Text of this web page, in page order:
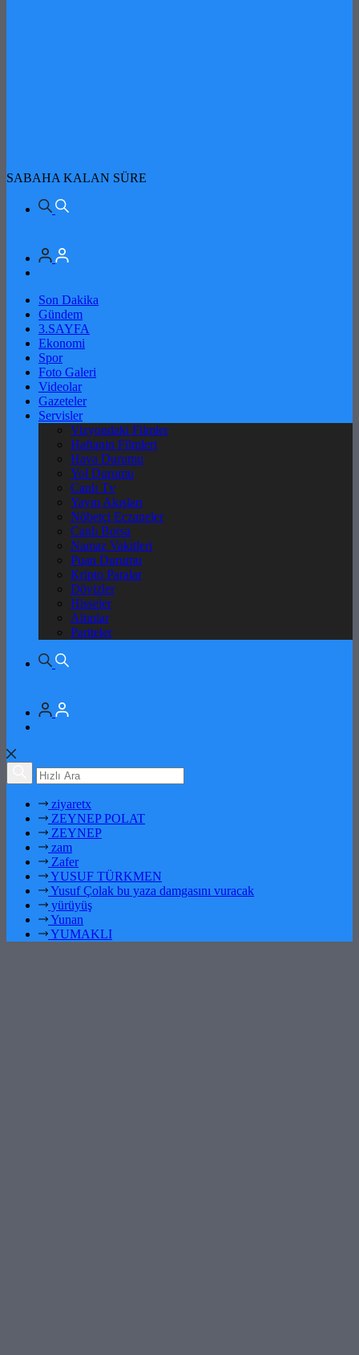
SABAHA KALAN SÜRE
Son Dakika
Gündem
3.SAYFA
Ekonomi
Spor
Foto Galeri
Videolar
Gazeteler
Servisler
Vizyondaki Filmler
Haftanin Filmleri
Hava Durumu
Yol Durumu
Canlı Tv
Yayın Akışları
Nöbetçi Eczaneler
Canlı Borsa
Namaz Vakitleri
Puan Durumu
Kripto Paralar
Dövizler
Hisseler
Altınlar
Pariteler
ziyaretx
ZEYNEP POLAT
ZEYNEP
zam
Zafer
YUSUF TÜRKMEN
Yusuf Çolak bu yaza damgasını vuracak
yürüyüş
Yunan
YUMAKLI